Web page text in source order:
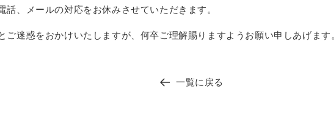
話、メールの対応をお休みさせていただきます。
ご迷惑をおかけいたしますが、何卒ご理解賜りますようお願い申しあげます。
一覧に戻る